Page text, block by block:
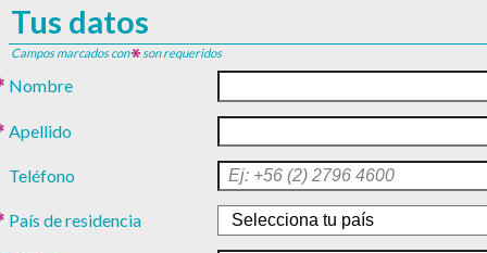
Tus datos
Campos marcados con son requeridos
Nombre
Apellido
Teléfono
País de residencia